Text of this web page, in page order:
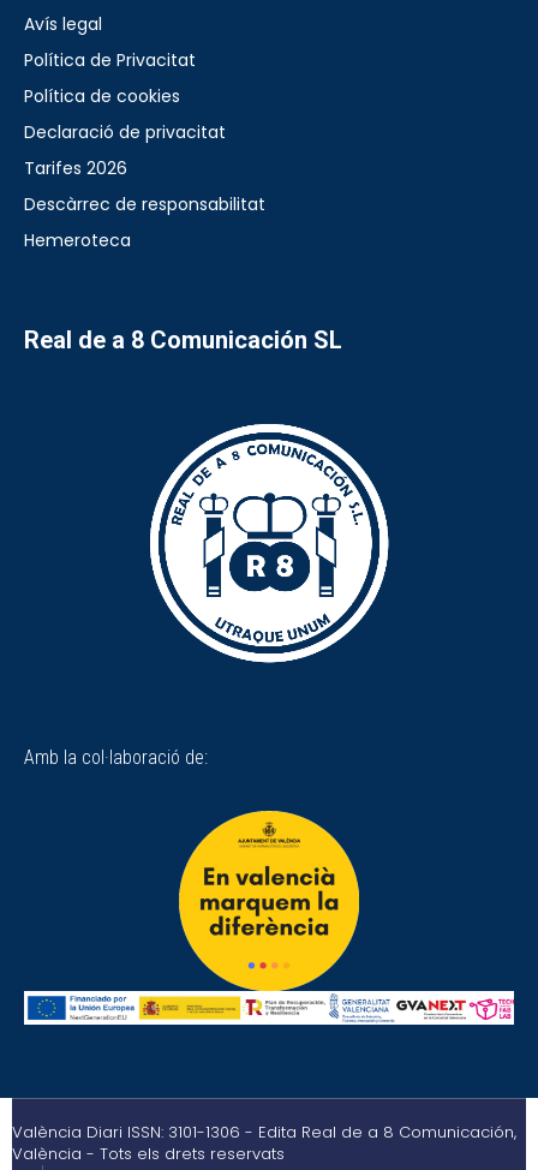
Avís legal
Política de Privacitat
Política de cookies
Declaració de privacitat
Tarifes 2026
Descàrrec de responsabilitat
Hemeroteca
Real de a 8 Comunicación SL
Amb la col·laboració de:
València Diari ISSN: 3101-1306 - Edita Real de a 8 Comunicación,
València - Tots els drets reservats